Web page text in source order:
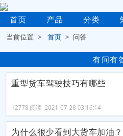
首页 产品 分类
当前位置 >首页 > 问答
有问有
重型货车驾驶技巧有哪些
12778 阅读 2021-07-28 03:16:14
为什么很少看到大货车加油？